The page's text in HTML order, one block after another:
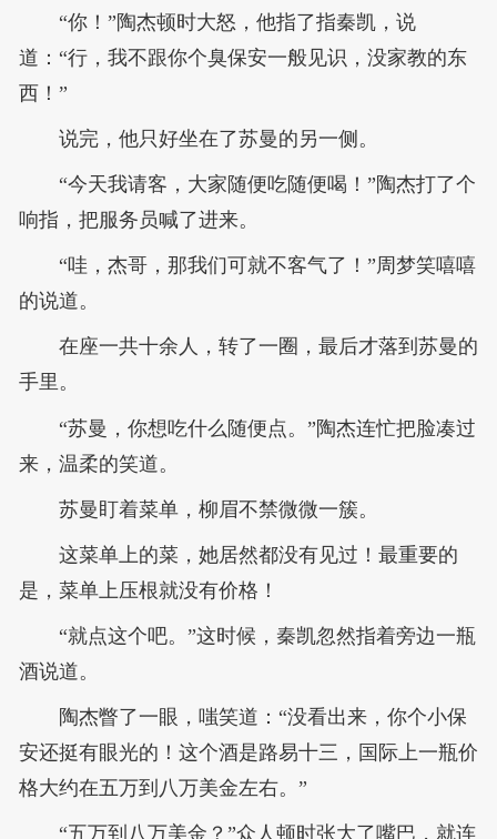
“你！”陶杰顿时大怒，他指了指秦凯，说
道：“行，我不跟你个臭保安一般见识，没家教的东
西！”
说完，他只好坐在了苏曼的另一侧。
“今天我请客，大家随便吃随便喝！”陶杰打了个
响指，把服务员喊了进来。
“哇，杰哥，那我们可就不客气了！”周梦笑嘻嘻
的说道。
在座一共十余人，转了一圈，最后才落到苏曼的
手里。
“苏曼，你想吃什么随便点。”陶杰连忙把脸凑过
来，温柔的笑道。
苏曼盯着菜单，柳眉不禁微微一簇。
这菜单上的菜，她居然都没有见过！最重要的
是，菜单上压根就没有价格！
“就点这个吧。”这时候，秦凯忽然指着旁边一瓶
酒说道。
陶杰瞥了一眼，嗤笑道：“没看出来，你个小保
安还挺有眼光的！这个酒是路易十三，国际上一瓶价
格大约在五万到八万美金左右。”
“五万到八万美金？”众人顿时张大了嘴巴，就连